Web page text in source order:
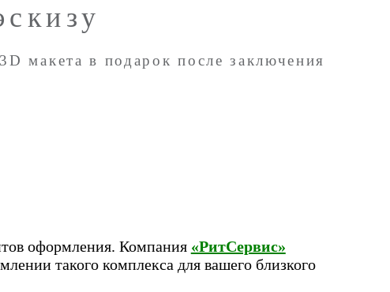
макета в подарок после заключения
оформления. Компания «РитСервис»
такого комплекса для вашего близкого